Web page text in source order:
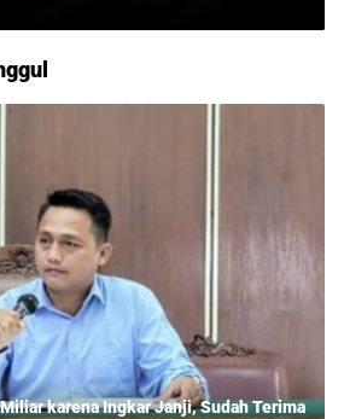
karena Ingkar Janji, Sudah Terima